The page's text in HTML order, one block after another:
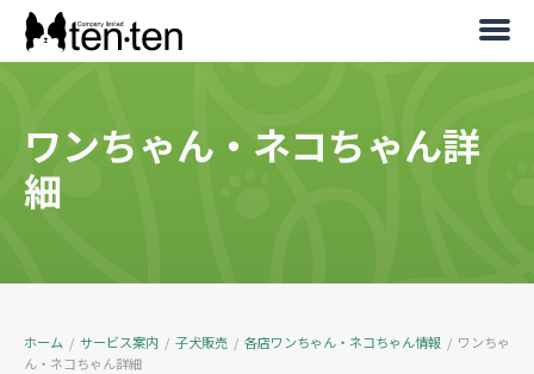
ワンちゃん・ネコちゃん詳
細
ホーム / サービス案内 / 子犬販売 / 各店ワンちゃん・ネコちゃん情報 / ワンちゃ
ん・ネコちゃん詳細